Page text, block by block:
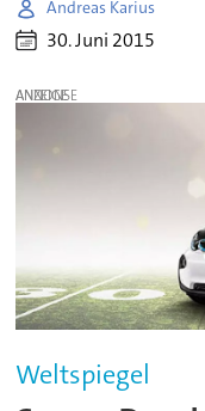
Andreas Karius
30. Juni 2015
ANZEIGE
Weltspiegel